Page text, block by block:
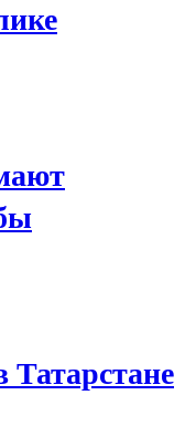
Татарстане